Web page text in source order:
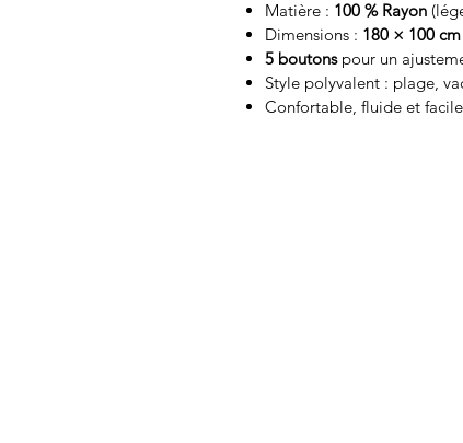
Matière : 100 % Rayon
Dimensions : 180 × 100 cm
5 boutonspour un
Style polyvalent : plage,
Confortable, fluide et